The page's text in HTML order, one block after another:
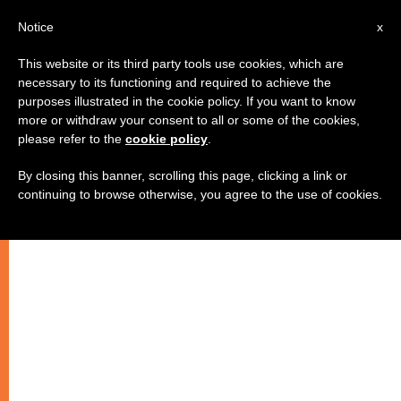
الكاردينال توران يدعو إلى المعاملة
بالمِثل بين المسيحيين والمسلمين
x
Notice
This website or its third party tools use cookies, which are
necessary to its functioning and required to achieve the
purposes illustrated in the cookie policy. If you want to know
more or withdraw your consent to all or some of the cookies,
please refer to the cookie policy
By closing this banner, scrolling this page, clicking a link or
continuing to browse otherwise, you agree to the use of cookies.